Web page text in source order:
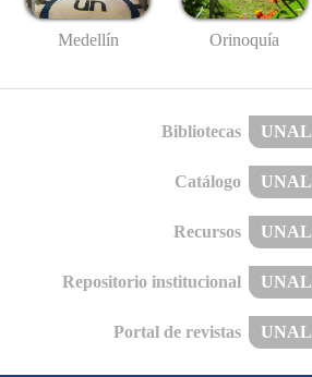
Medellín Orinoquía
Bibliotecas UNAL
Catálogo UNAL
Recursos UNAL
Repositorio institucional UNAL
Portal de revistas UNAL